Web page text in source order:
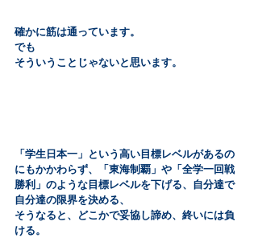
確かに筋は通っています。
でも
そういうことじゃないと思います。
「学生日本一」という高い目標レベルがあるの
にもかかわらず、「東海制覇」や「全学一回戦
勝利」のような目標レベルを下げる、自分達で
自分達の限界を決める、
そうなると、どこかで妥協し諦め、終いには負
ける。